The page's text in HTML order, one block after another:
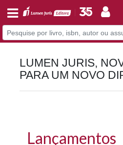
LUMEN JURIS,
PARA UM NOVO
Lançamentos